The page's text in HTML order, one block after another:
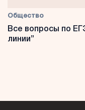
Общество
Все вопросы по
линии”